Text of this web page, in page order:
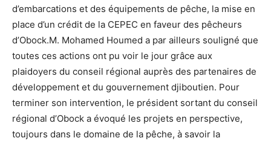
d’embarcations et des équipements de pêche, la mise en
place d’un crédit de la CEPEC en faveur des pêcheurs
d’Obock.M. Mohamed Houmed a par ailleurs souligné que
toutes ces actions ont pu voir le jour grâce aux
plaidoyers du conseil régional auprès des partenaires de
développement et du gouvernement djiboutien. Pour
terminer son intervention, le président sortant du conseil
régional d’Obock a évoqué les projets en perspective,
toujours dans le domaine de la pêche, à savoir la